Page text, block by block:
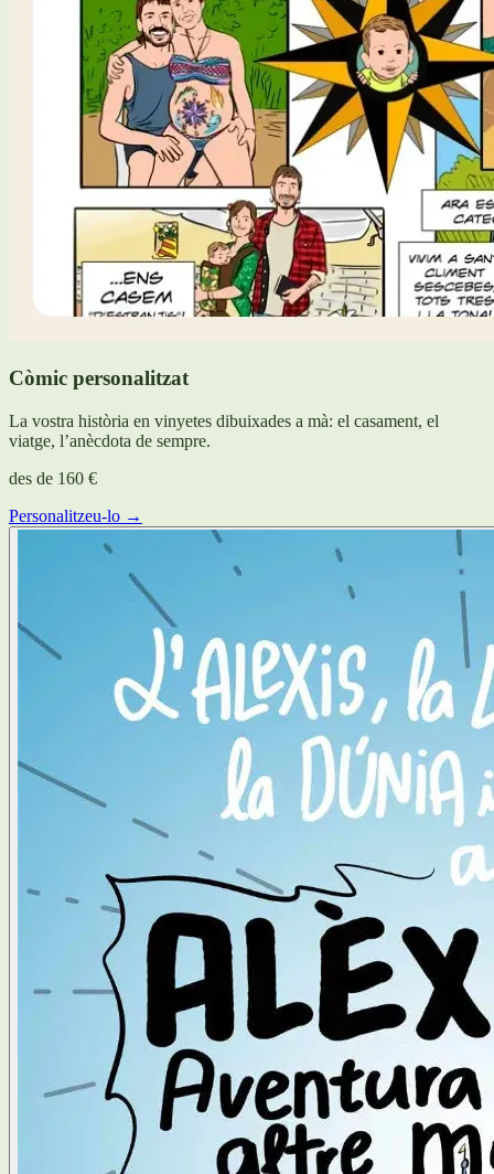
Còmic personalitzat
La vostra història en vinyetes dibuixades a mà: el casament, el
viatge, l’anècdota de sempre.
des de 160 €
Personalitzeu-lo →